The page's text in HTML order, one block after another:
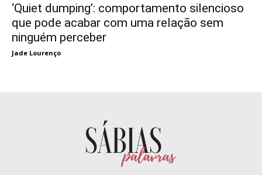
‘Quiet dumping’: comportamento silencioso
que pode acabar com uma relação sem
ninguém perceber
Jade Lourenço